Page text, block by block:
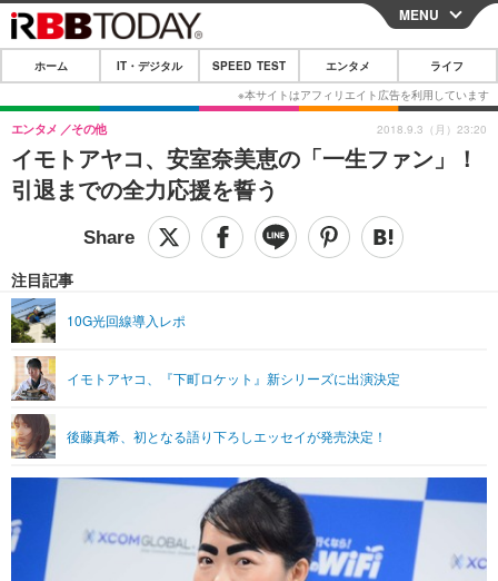
CLOSE
ホーム
IT・デジタル
IT・デジタルTOP スマートフォン
ショッピング その他
SPEED TEST
エンタメTOP 映画・ドラマ
グラビア ブログ
ショッピング その他
ライフTOP
リリース一覧
プッシュ通知の停止方法
MENU
ホーム IT・デジタル SPEED TEST エンタメ ライフ
イモトアヤコ、安室奈美恵の「一生ファン」！
引退までの全力応援を誓う
エンタメ その他
注目記事
10G光回線導入レポ
イモトアヤコ、『下町ロケット』新シリーズに出演決定
後藤真希、初となる語り下ろしエッセイが発売決定！
2018.9.3（月）23:20